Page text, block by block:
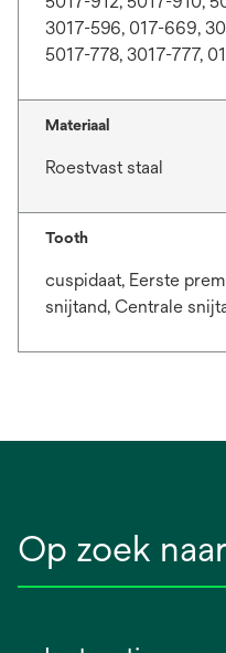
3017-596, 017-669,
5017-778, 3017-777,
Materiaal
Roestvast staal
Tooth
cuspidaat, Eerste
snijtand, Centrale
Op zoek